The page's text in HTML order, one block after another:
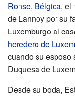
Ronse, Bélgica, el
de Lannoy por su
Luxemburgo al
heredero de
cuando su esposo
Duquesa de
Desde su boda,